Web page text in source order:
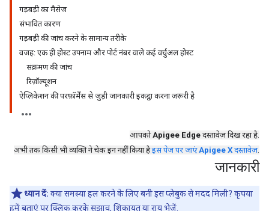
गड़बड़ी का मैसेज
संभावित कारण
गड़बड़ी की जांच करने के सामान्य तरीके
वजह: एक ही होस्ट उपनाम और पोर्ट नंबर वाले कई वर्चुअल होस्ट
संक्रमण की जांच
रिज़ॉल्यूशन
ऐप्लिकेशन की परफ़ॉर्मेंस से जुड़ी जानकारी इकट्ठा करना ज़रूरी है
आपकोApigee Edge दस्तावेज़ दिख रहा है.
अभी तक किसी भी व्यक्ति ने चेक इन नहीं किया हैइस पेज पर जाएंApigee X दस्तावेज़.
जानकारी
ध्यान दें: क्या समस्या हल करने के लिए बनी इस प्लेबुक से मदद मिली? कृपया
हमें बताएंपर क्लिक करके सुझाव, शिकायत या राय भेजें